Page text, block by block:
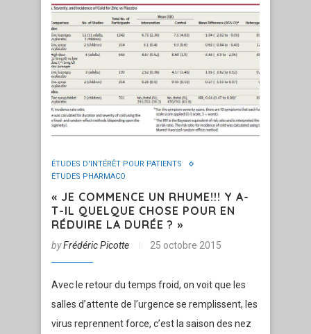
ÉTUDES D'INTÉRÊT POUR PATIENTS
ÉTUDES PHARMACO
« JE COMMENCE UN RHUME!!! Y A-
T-IL QUELQUE CHOSE POUR EN
RÉDUIRE LA DURÉE ? »
byFrédéric Picotte 25 octobre 2015
Avec le retour du temps froid, on voit que les
salles d’attente de l’urgence se remplissent, les
virus reprennent force, c’est la saison des nez